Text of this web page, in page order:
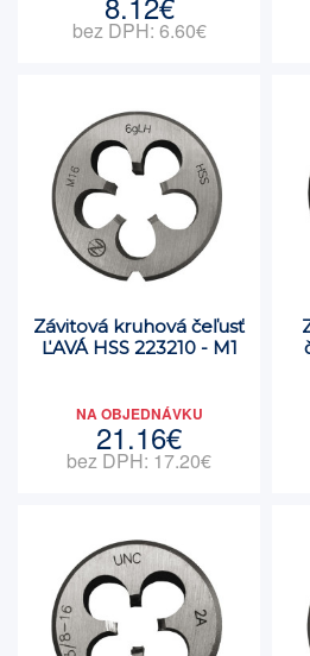
bez DPH: 6.60€
Závitová kruhová čeľusť
ĽAVÁ HSS 223210 - M1
NA OBJEDNÁVKU
21.16€
bez DPH: 17.20€